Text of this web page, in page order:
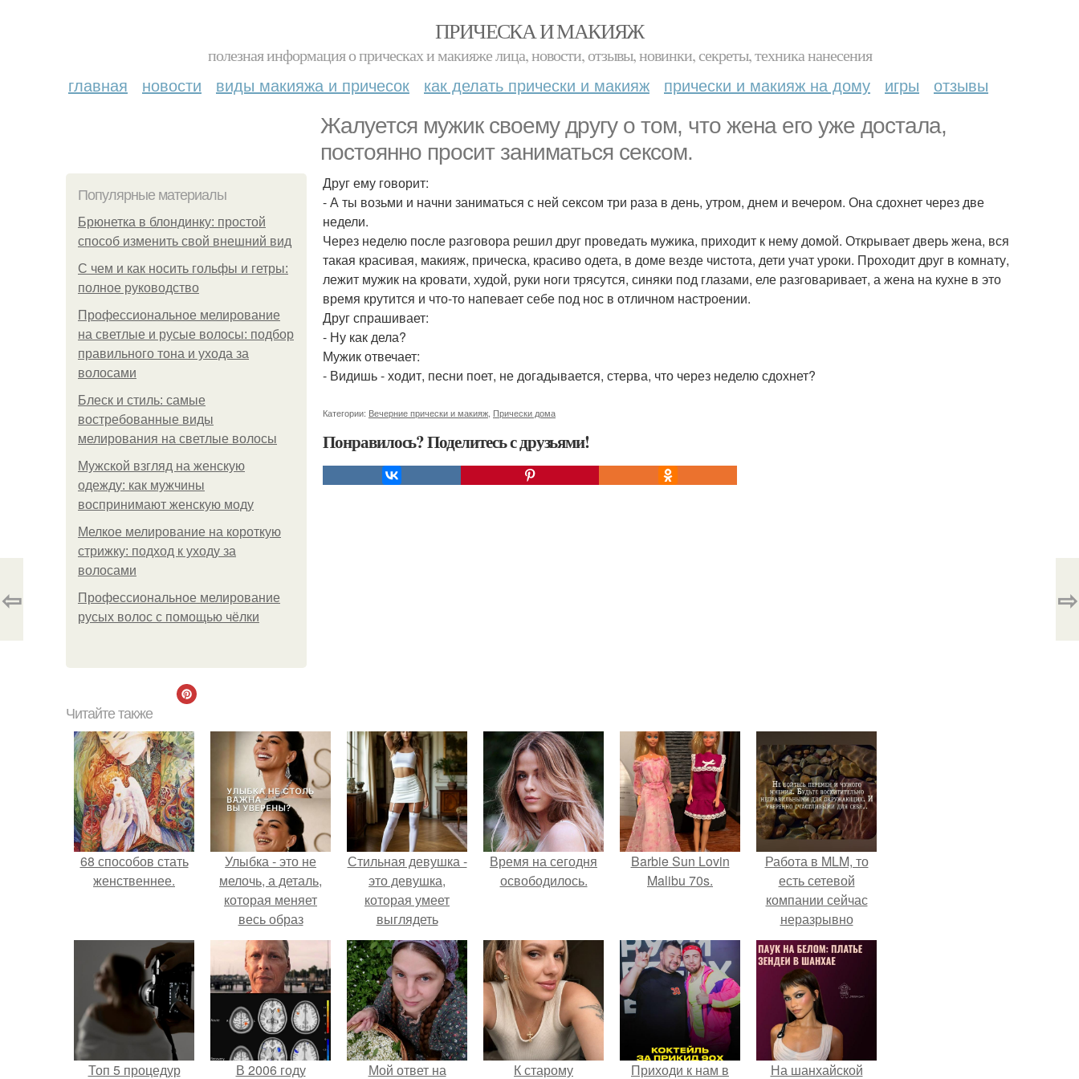
ПРИЧЕСКА И МАКИЯЖ
полезная информация о прическах и макияже лица, новости, отзывы, новинки, секреты, техника нанесения
главная новости виды макияжа и причесок как делать прически и макияж прически и макияж на дому игры отзывы
Жалуется мужик своему другу о том, что жена его уже достала,
постоянно просит заниматься сексом.
Популярные материалы
Брюнетка в блондинку: простой
способ изменить свой внешний вид
С чем и как носить гольфы и гетры:
полное руководство
Профессиональное мелирование
на светлые и русые волосы: подбор
правильного тона и ухода за
волосами
Блеск и стиль: самые
востребованные виды
мелирования на светлые волосы
Мужской взгляд на женскую
одежду: как мужчины
воспринимают женскую моду
Мелкое мелирование на короткую
стрижку: подход к уходу за
волосами
Профессиональное мелирование
русых волос с помощью чёлки
Друг ему говорит:
- А ты возьми и начни заниматься с ней сексом три раза в день, утром, днем и вечером. Она сдохнет через две
недели.
Через неделю после разговора решил друг проведать мужика, приходит к нему домой. Открывает дверь жена, вся
такая красивая, макияж, прическа, красиво одета, в доме везде чистота, дети учат уроки. Проходит друг в комнату,
лежит мужик на кровати, худой, руки ноги трясутся, синяки под глазами, еле разговаривает, а жена на кухне в это
время крутится и что-то напевает себе под нос в отличном настроении.
Друг спрашивает:
- Ну как дела?
Мужик отвечает:
- Видишь - ходит, песни поет, не догадывается, стерва, что через неделю сдохнет?
Категории: Вечерние прически и макияж Прически дома
Понравилось? Поделитесь с друзьями!
⇦ ⇨
Читайте также
68 способов стать
женственнее.
Улыбка - это не
мелочь, а деталь,
которая меняет
весь образ
человека.
Стильная девушка -
это девушка,
которая умеет
выглядеть
привлекательно и
элегантно в любои
ситуации.
Время на сегодня
освободилось.
Barbie Sun Lovin
Malibu 70s.
Работа в MLM, то
есть сетевой
компании сейчас
неразрывно
связана с создание
своего контента,
своей страницы в
соц сетях.
Топ 5 процедур В 2006 году Мой ответ на К старому Приходи к нам в На шанхайской